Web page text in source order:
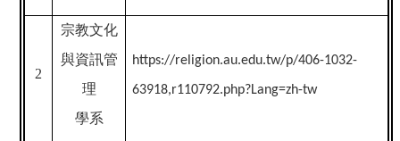
2
宗教文化
與資訊管
理
學系
https://religion.au.edu.tw/p/406-1032-
63918,r110792.php?Lang=zh-tw